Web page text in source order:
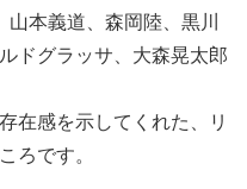
本義道、森岡陸、黒川
ドグラッサ、大森晃太郎
在感を示してくれた、リ
ろです。